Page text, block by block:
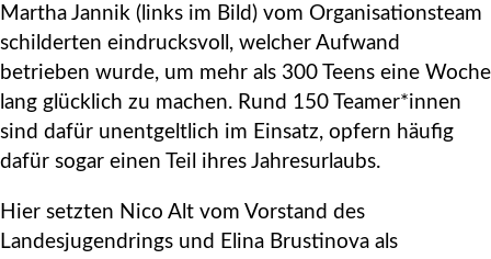
Martha Jannik (links im Bild) vom Organisationsteam
schilderten eindrucksvoll, welcher Aufwand
betrieben wurde, um mehr als 300 Teens eine Woche
lang glücklich zu machen. Rund 150 Teamer*innen
sind dafür unentgeltlich im Einsatz, opfern häufig
dafür sogar einen Teil ihres Jahresurlaubs.
Hier setzten Nico Alt vom Vorstand des
Landesjugendrings und Elina Brustinova als